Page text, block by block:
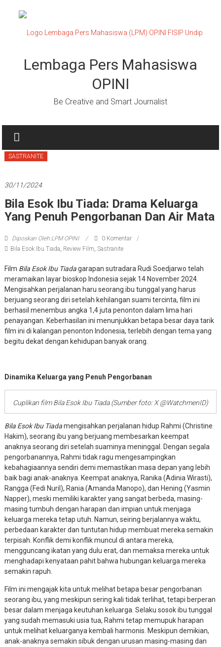
Lembaga Pers Mahasiswa
OPINI
Be Creative and Smart Journalist
SASTRANITE
30/11/2024
Bila Esok Ibu Tiada: Drama Keluarga
Yang Penuh Pengorbanan Dan Air Mata
Diposkan Oleh:LPM OPINI
0 Komentar
Bila Esok Ibu Tiada, Review Film, Sastranite
Film Bila Esok Ibu Tiadagarapan sutradara Rudi Soedjarwo telah
meramaikan layar bioskop Indonesia sejak 14 November 2024.
Mengisahkan perjalanan haru seorang ibu tunggal yang harus
berjuang seorang diri setelah kehilangan suami tercinta, film ini
berhasil menembus angka 1,4 juta penonton dalam lima hari
penayangan. Keberhasilan ini menunjukkan betapa besar daya tarik
film ini di kalangan penonton Indonesia, terlebih dengan tema yang
begitu dekat dengan kehidupan banyak orang.
Dinamika Keluarga yang Penuh Pengorbanan
Cuplikan film Bila Esok Ibu Tiada (Sumber foto: X @WatchmenID)
Bila Esok Ibu Tiadamengisahkan perjalanan hidup Rahmi (Christine
Hakim), seorang ibu yang berjuang membesarkan keempat
anaknya seorang diri setelah suaminya meninggal. Dengan segala
pengorbanannya, Rahmi tidak ragu mengesampingkan
kebahagiaannya sendiri demi memastikan masa depan yang lebih
baik bagi anak-anaknya. Keempat anaknya, Ranika (Adinia Wirasti),
Rangga (Fedi Nuril), Rania (Amanda Manopo), dan Hening (Yasmin
Napper), meski memiliki karakter yang sangat berbeda, masing-
masing tumbuh dengan harapan dan impian untuk menjaga
keluarga mereka tetap utuh. Namun, seiring berjalannya waktu,
perbedaan karakter dan tuntutan hidup membuat mereka semakin
terpisah. Konflik demi konflik muncul di antara mereka,
mengguncang ikatan yang dulu erat, dan memaksa mereka untuk
menghadapi kenyataan pahit bahwa hubungan keluarga mereka
semakin rapuh.
Film ini mengajak kita untuk melihat betapa besar pengorbanan
seorang ibu, yang meskipun sering kali tidak terlihat, tetapi berperan
besar dalam menjaga keutuhan keluarga. Selaku sosok ibu tunggal
yang sudah memasuki usia tua, Rahmi tetap memupuk harapan
untuk melihat keluarganya kembali harmonis. Meskipun demikian,
anak-anaknya semakin sibuk dengan urusan masing-masing dan